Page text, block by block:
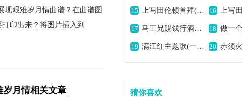
现艰难岁月情曲谱？在曲谱图
印出来？将图片插入到
岁月情相关文章
15 上写田伦顿首拜(四进士宋士杰唱腔)简谱京剧,尽显经典韵味 16
17 马王兄赐饯行酒简谱京剧,展现豪迈忠义情 18
19 满江红主题歌(一)简谱京剧,豪情壮志满曲风 20
猜你喜欢